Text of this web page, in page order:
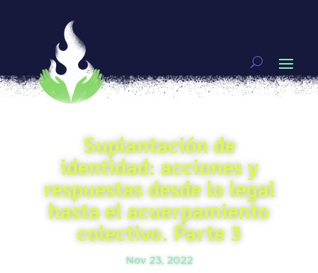
Suplantación de
identidad: acciones y
respuestas desde lo legal
hasta el acuerpamiento
colectivo. Parte 3
Nov 23, 2022